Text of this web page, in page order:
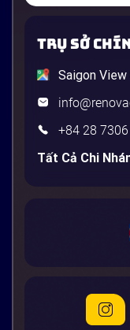
TRỤ SỞ
Saigon
+84 28
Tất Cả Chi